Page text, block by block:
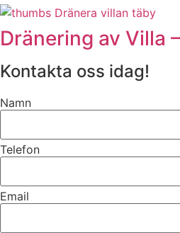
Dränering av Villa
Kontakta oss idag!
Namn
Telefon
Email